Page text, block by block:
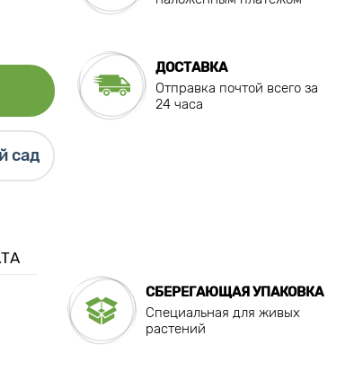
сад
ДОСТАВКА
Отправка почтой всего за
24 часа
СБЕРЕГАЮЩАЯ УПАКОВКА
Специальная для живых
растений